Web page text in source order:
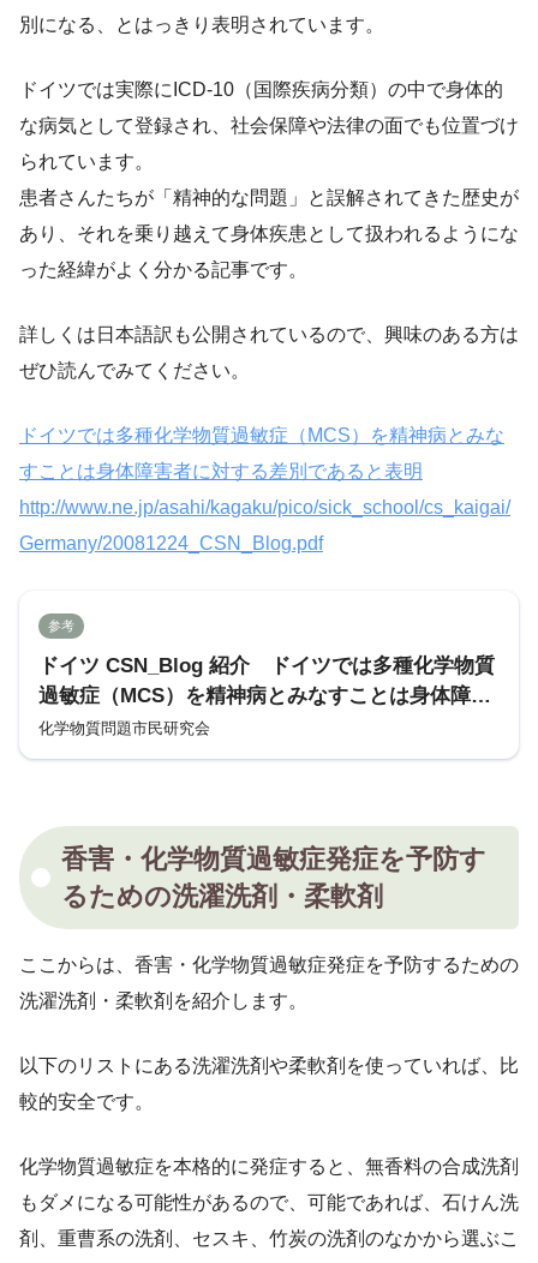
別になる、とはっきり表明されています。
ドイツでは実際にICD-10（国際疾病分類）の中で身体的
な病気として登録され、社会保障や法律の面でも位置づけ
られています。
患者さんたちが「精神的な問題」と誤解されてきた歴史が
あり、それを乗り越えて身体疾患として扱われるようにな
った経緯がよく分かる記事です。
詳しくは日本語訳も公開されているので、興味のある方は
ぜひ読んでみてください。
ドイツでは多種化学物質過敏症（MCS）を精神病とみな
すことは身体障害者に対する差別であると表明
http://www.ne.jp/asahi/kagaku/pico/sick_school/cs_kaigai/
Germany/20081224_CSN_Blog.pdf
参考
ドイツ CSN_Blog 紹介 ドイツでは多種化学物質
過敏症（MCS）を精神病とみなすことは身体障害
者に対する差別であると表明
化学物質問題市民研究会
香害・化学物質過敏症発症を予防す
るための洗濯洗剤・柔軟剤
ここからは、香害・化学物質過敏症発症を予防するための
洗濯洗剤・柔軟剤を紹介します。
以下のリストにある洗濯洗剤や柔軟剤を使っていれば、比
較的安全です。
化学物質過敏症を本格的に発症すると、無香料の合成洗剤
もダメになる可能性があるので、可能であれば、石けん洗
剤、重曹系の洗剤、セスキ、竹炭の洗剤のなかから選ぶこ